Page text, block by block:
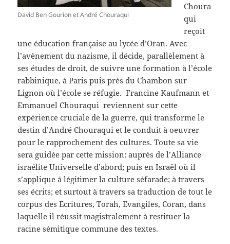
David Ben Gourion et André Chouraqui
Choura
qui
reçoit
une éducation française au lycée d’Oran. Avec
l’avènement du nazisme, il décide, parallèlement à
ses études de droit, de suivre une formation à l’école
rabbinique, à Paris puis près du Chambon sur
Lignon où l’école se réfugie. Francine Kaufmann et
Emmanuel Chouraqui reviennent sur cette
expérience cruciale de la guerre, qui transforme le
destin d’André Chouraqui et le conduit à oeuvrer
pour le rapprochement des cultures. Toute sa vie
sera guidée par cette mission: auprès de l’Alliance
israélite Universelle d’abord; puis en Israël où il
s’applique à légitimer la culture séfarade; à travers
ses écrits; et surtout à travers sa traduction de tout le
corpus des Ecritures, Torah, Evangiles, Coran, dans
laquelle il réussit magistralement à restituer la
racine sémitique commune des textes.